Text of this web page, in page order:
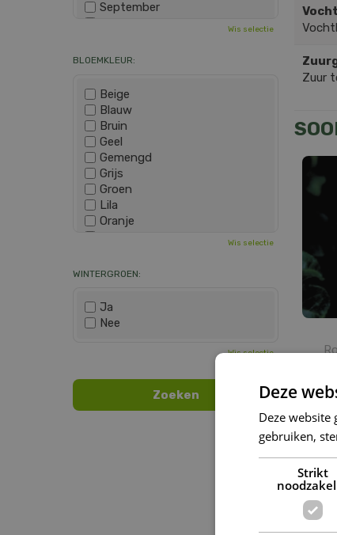
Zuur
September
December
Wis selectie
BLOEMKLEUR:
Beige
Blauw
Bruin
Geel
Gemengd
Grijs
Groen
Lila
Oranje
Roze
Zwart
Wis selectie
WINTERGROEN:
Ja
Nee
Wis selectie
Deze
Deze
gebruiken,
Strikt